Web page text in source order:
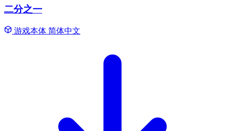
二分之一
游戏本体 简体中文